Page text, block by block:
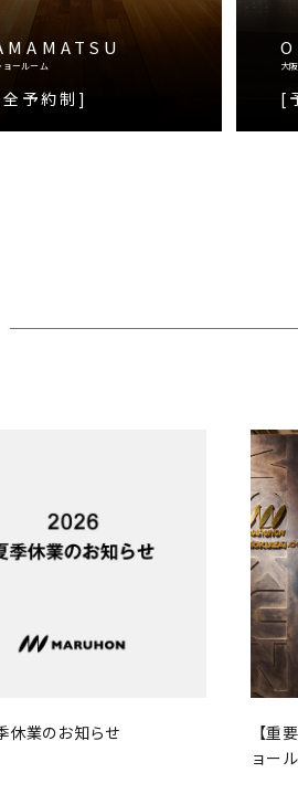
ョールーム
予約制]
大
[
休業のお知らせ
【重
ョー